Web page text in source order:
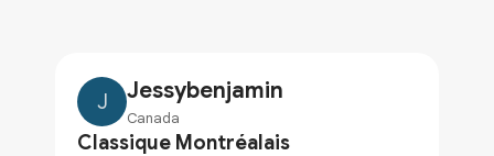
J Jessybenjamin
Canada
Classique Montréalais